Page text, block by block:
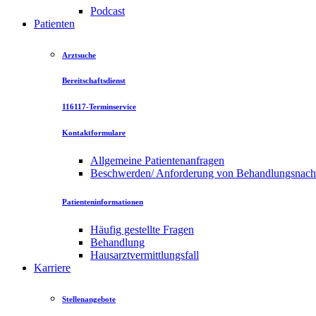
Podcast
Patienten
Arztsuche
Bereitschaftsdienst
116117-Terminservice
Kontaktformulare
Allgemeine Patientenanfragen
Beschwerden/ Anforderung von
Patienteninformationen
Häufig gestellte Fragen
Behandlung
Hausarztvermittlungsfall
Karriere
Stellenangebote